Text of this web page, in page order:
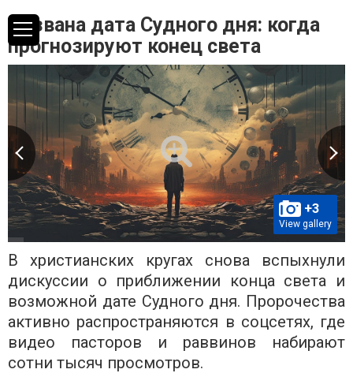
Названа дата Судного дня: когда
прогнозируют конец света
+3
View gallery
В христианских кругах снова вспыхнули
дискуссии о приближении конца света и
возможной дате Судного дня. Пророчества
активно распространяются в соцсетях, где
видео пасторов и раввинов набирают
сотни тысяч просмотров.